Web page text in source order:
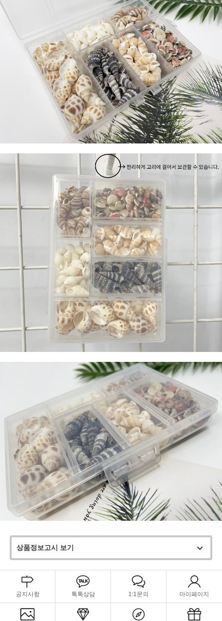
상품정보고시 보기
공지사항 톡톡상담 1:1문의 마이페이지